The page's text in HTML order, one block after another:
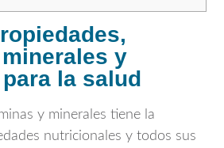
y
la salud
y minerales tiene la
nutricionales y todos sus